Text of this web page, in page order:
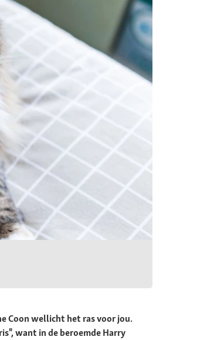
Coon wellicht het ras voor jou.
want in de beroemde Harry